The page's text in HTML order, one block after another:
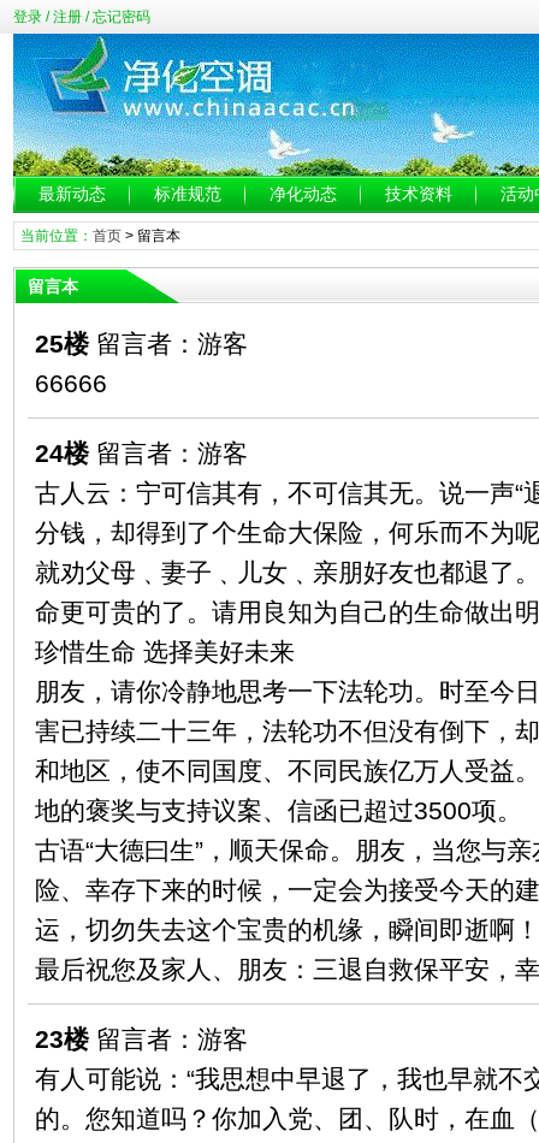
登录/注册/忘记密码
最新动态 标准规范 净化动态 技术资料 活动
当前位置： 首页> 留言本
留言本
25楼留言者：游客
66666
24楼留言者：游客
古人云：宁可信其有，不可信其无。说一声“
分钱，却得到了个生命大保险，何乐而不为
就劝父母﹑妻子﹑儿女﹑亲朋好友也都退了
命更可贵的了。请用良知为自己的生命做出
珍惜生命 选择美好未来
朋友，请你冷静地思考一下法轮功。时至今
害已持续二十三年，法轮功不但没有倒下，
和地区，使不同国度、不同民族亿万人受益
地的褒奖与支持议案、信函已超过3500项。
古语“大德曰生”，顺天保命。朋友，当您与
险、幸存下来的时候，一定会为接受今天的
运，切勿失去这个宝贵的机缘，瞬间即逝啊
最后祝您及家人、朋友：三退自救保平安，
23楼留言者：游客
有人可能说：“我思想中早退了，我也早就不
的。您知道吗？你加入党、团、队时，在血